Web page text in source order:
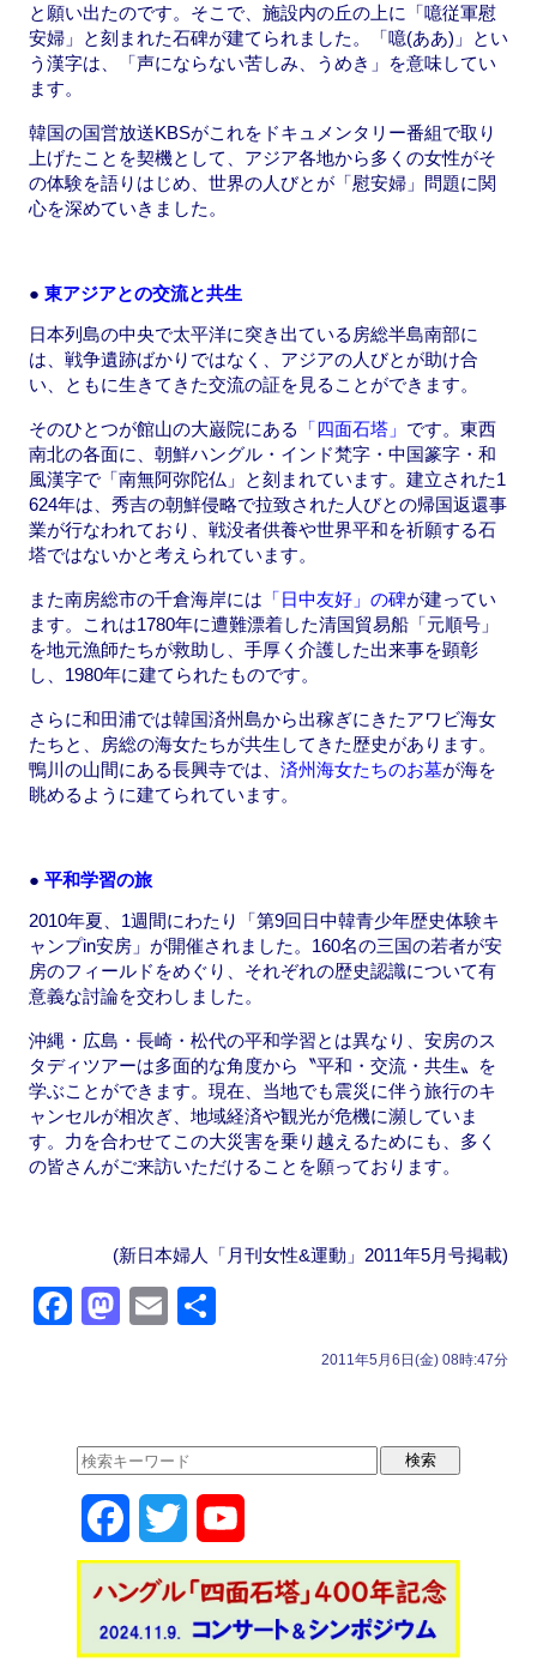
と願い出たのです。そこで、施設内の丘の上に「噫従軍慰
安婦」と刻まれた石碑が建てられました。「噫(ああ)」とい
う漢字は、「声にならない苦しみ、うめき」を意味してい
ます。
韓国の国営放送KBSがこれをドキュメンタリー番組で取り
上げたことを契機として、アジア各地から多くの女性がそ
の体験を語りはじめ、世界の人びとが「慰安婦」問題に関
心を深めていきました。
● 東アジアとの交流と共生
日本列島の中央で太平洋に突き出ている房総半島南部に
は、戦争遺跡ばかりではなく、アジアの人びとが助け合
い、ともに生きてきた交流の証を見ることができます。
そのひとつが館山の大巌院にある 「四面石塔」 です。東西
南北の各面に、朝鮮ハングル・インド梵字・中国篆字・和
風漢字で「南無阿弥陀仏」と刻まれています。建立された1
624年は、秀吉の朝鮮侵略で拉致された人びとの帰国返還事
業が行なわれており、戦没者供養や世界平和を祈願する石
塔ではないかと考えられています。
また南房総市の千倉海岸には 「日中友好」の碑が建ってい
ます。これは1780年に遭難漂着した清国貿易船「元順号」
を地元漁師たちが救助し、手厚く介護した出来事を顕彰
し、1980年に建てられたものです。
さらに和田浦では韓国済州島から出稼ぎにきたアワビ海女
たちと、房総の海女たちが共生してきた歴史があります。
鴨川の山間にある長興寺では、 済州海女たちのお墓が海を
眺めるように建てられています。
● 平和学習の旅
2010年夏、1週間にわたり「第9回日中韓青少年歴史体験キ
ャンプin安房」が開催されました。160名の三国の若者が安
房のフィールドをめぐり、それぞれの歴史認識について有
意義な討論を交わしました。
沖縄・広島・長崎・松代の平和学習とは異なり、安房のス
タディツアーは多面的な角度から〝平和・交流・共生〟を
学ぶことができます。現在、当地でも震災に伴う旅行のキ
ャンセルが相次ぎ、地域経済や観光が危機に瀕していま
す。力を合わせてこの大災害を乗り越えるためにも、多く
の皆さんがご来訪いただけることを願っております。
(新日本婦人「月刊女性&運動」2011年5月号掲載)
F
b
o
o
k
M
d
o
n
E
2011年5月6日(金) 08時:47分
a
e
w
t
o
T